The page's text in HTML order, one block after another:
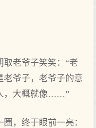
老爷子笑笑：“老
老爷子，老爷子的意
，大概就像……”
，终于眼前一亮：